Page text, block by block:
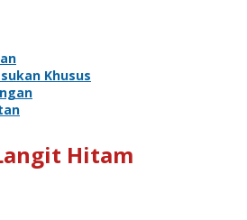
Khusus
Hitam